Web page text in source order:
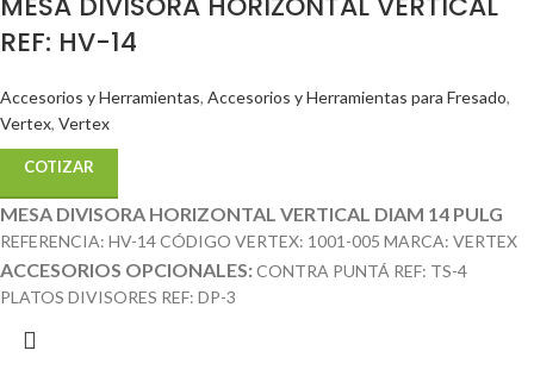
REF: HV-14
Accesorios y Herramientas, Accesorios y Herramientas para Fresado,
Vertex, Vertex
COTIZAR
MESA DIVISORA HORIZONTAL VERTICAL DIAM 14 PULG
REFERENCIA: HV-14 CÓDIGO VERTEX: 1001-005 MARCA: VERTEX
ACCESORIOS OPCIONALES:CONTRA PUNTÁ REF: TS-4
PLATOS DIVISORES REF: DP-3